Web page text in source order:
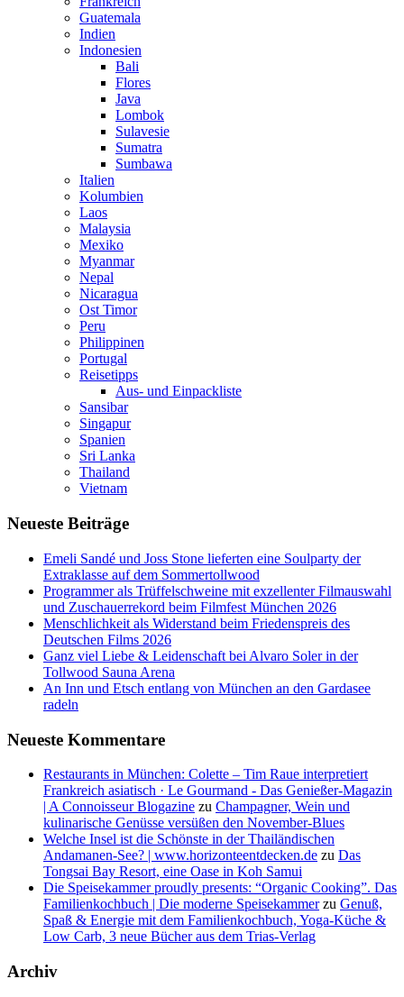
Guatemala
Indien
Indonesien
Bali
Flores
Java
Lombok
Sulavesie
Sumatra
Sumbawa
Italien
Kolumbien
Laos
Malaysia
Mexiko
Myanmar
Nepal
Nicaragua
Ost Timor
Peru
Philippinen
Portugal
Reisetipps
Aus- und Einpackliste
Sansibar
Singapur
Spanien
Sri Lanka
Thailand
Vietnam
Neueste Beiträge
Emeli Sandé und Joss Stone lieferten eine Soulparty der
Extraklasse auf dem Sommertollwood
Programmer als Trüffelschweine mit exzellenter Filmauswahl
und Zuschauerrekord beim Filmfest München 2026
Menschlichkeit als Widerstand beim Friedenspreis des
Deutschen Films 2026
Ganz viel Liebe & Leidenschaft bei Alvaro Soler in der
Tollwood Sauna Arena
An Inn und Etsch entlang von München an den Gardasee
radeln
Neueste Kommentare
Restaurants in München: Colette – Tim Raue interpretiert
Frankreich asiatisch · Le Gourmand - Das Genießer-Magazin
| A Connoisseur Blogazine zu Champagner, Wein und
kulinarische Genüsse versüßen den November-Blues
Welche Insel ist die Schönste in der Thailändischen
Andamanen-See? | www.horizonteentdecken.de zu Das
Tongsai Bay Resort, eine Oase in Koh Samui
Die Speisekammer proudly presents: “Organic Cooking”. Das
Familienkochbuch | Die moderne Speisekammerzu Genuß,
Spaß & Energie mit dem Familienkochbuch, Yoga-Küche &
Low Carb, 3 neue Bücher aus dem Trias-Verlag
Archiv